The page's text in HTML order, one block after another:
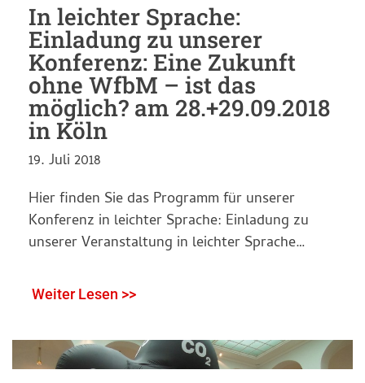
In leichter Sprache:
Einladung zu unserer
Konferenz: Eine Zukunft
ohne WfbM – ist das
möglich? am 28.+29.09.2018
in Köln
19. Juli 2018
Hier finden Sie das Programm für unserer
Konferenz in leichter Sprache: Einladung zu
unserer Veranstaltung in leichter Sprache…
Weiter Lesen >>